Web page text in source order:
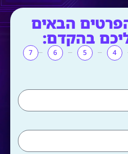
הבאים
בהקדם:
4
5
6
7